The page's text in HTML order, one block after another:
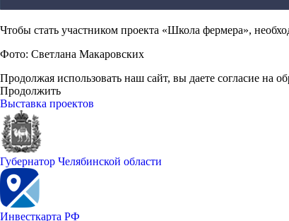
Чтобы стать участником проекта «Школа фермера»,
Фото: Светлана Макаровских
Продолжая использовать наш сайт, вы даете согласие на
Продолжить
Выставка проектов
Губернатор Челябинской области
Инвесткарта РФ